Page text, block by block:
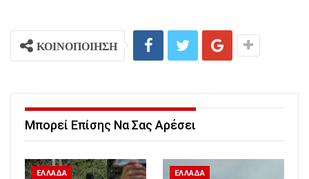
ΚΟΙΝΟΠΟΙΗΣΗ
Μπορεί Επίσης Να Σας Αρέσει
ΕΛΛΑΔΑ ΕΛΛΑΔΑ